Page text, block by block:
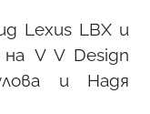
Lexus LBX и
V V Dеsign
и Надя